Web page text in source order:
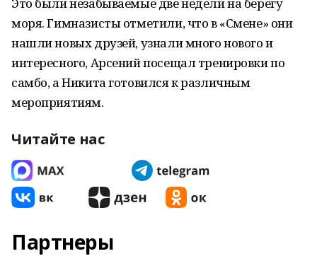
моря. Гимназисты отметили, что в «Смене» они
нашли новых друзей, узнали много нового и
интересного, Арсений посещал тренировки по
самбо, а Никита готовился к различным
мероприятиям.
Читайте нас
Партнеры